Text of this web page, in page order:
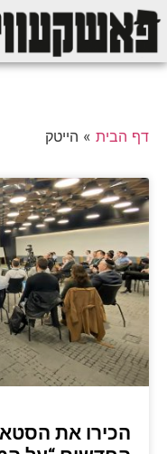
דף הבית » הייטק
הכירו את